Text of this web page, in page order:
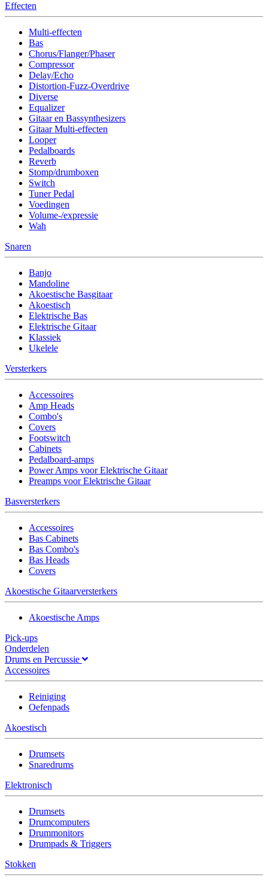
Effecten
Multi-effecten
Bas
Chorus/Flanger/Phaser
Compressor
Delay/Echo
Distortion-Fuzz-Overdrive
Diverse
Equalizer
Gitaar en Bassynthesizers
Gitaar Multi-effecten
Looper
Pedalboards
Reverb
Stomp/drumboxen
Switch
Tuner Pedal
Voedingen
Volume-/expressie
Wah
Snaren
Banjo
Mandoline
Akoestische Basgitaar
Akoestisch
Elektrische Bas
Elektrische Gitaar
Klassiek
Ukelele
Versterkers
Accessoires
Amp Heads
Combo's
Covers
Footswitch
Cabinets
Pedalboard-amps
Power Amps voor Elektrische Gitaar
Preamps voor Elektrische Gitaar
Basversterkers
Accessoires
Bas Cabinets
Bas Combo's
Bas Heads
Covers
Akoestische Gitaarversterkers
Akoestische Amps
Pick-ups
Onderdelen
Drums en Percussie
Accessoires
Reiniging
Oefenpads
Akoestisch
Drumsets
Snaredrums
Elektronisch
Drumsets
Drumcomputers
Drummonitors
Drumpads & Triggers
Stokken